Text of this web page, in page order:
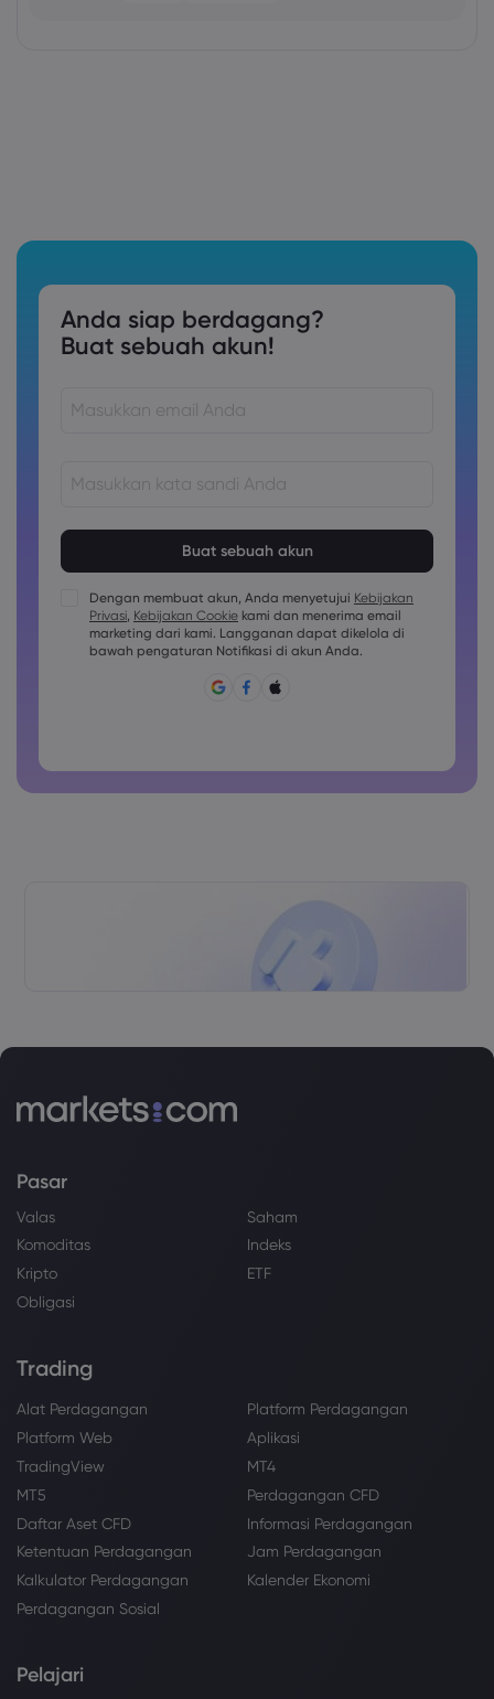
Anda siap berdagang?
Buat sebuah akun!
Kata sandi harus berisi setidaknya 1 karakter huruf besar
Kata sandi harus berisi setidaknya 1 karakter huruf kecil
Sandi harus berisi ~!@#£%^&amp;*()_-+=:;&lt;&gt;{,[]?,.
Dengan membuat akun, Anda menyetujui Kebijakan
Privasi, Kebijakan Cookie kami dan menerima email
marketing dari kami. Langganan dapat dikelola di
bawah pengaturan Notifikasi di akun Anda.
Pasar
Valas
Saham
Komoditas
Indeks
Kripto
ETF
Obligasi
Trading
Alat Perdagangan
Platform Perdagangan
Platform Web
Aplikasi
TradingView
MT4
MT5
Perdagangan CFD
Daftar Aset CFD
Informasi Perdagangan
Ketentuan Perdagangan
Jam Perdagangan
Kalkulator Perdagangan
Kalender Ekonomi
Perdagangan Sosial
Pelajari